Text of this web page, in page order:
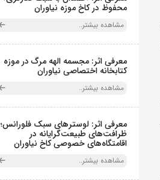
محفوظ در کاخ موزه نیاوران
مشاهده بیشتر..
معرفی اثر: مجسمه الهه مرگ در موزه
کتابخانه اختصاصی نیاوران
مشاهده بیشتر..
معرفی اثر: لوسترهای سبک فلورانس؛
ظرافت‌های طبیعت‌گرایانه در
اقامتگاه‌های خصوصی کاخ نیاوران
مشاهده بیشتر..